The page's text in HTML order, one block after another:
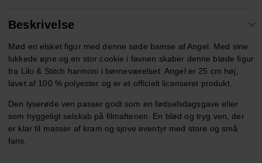
Beskrivelse
Mød en elsket figur med denne søde bamse af Angel. Med sine
lukkede øjne og en stor cookie i favnen skaber denne bløde figur
fra Lilo & Stitch harmoni i børneværelset. Angel er 25 cm høj,
lavet af 100 % polyester og er et officielt licenseret produkt.
Den lyserøde ven passer godt som en fødselsdagsgave eller
som hyggeligt selskab på filmaftenen. En blød og tryg ven, der
er klar til masser af kram og sjove eventyr med store og små
fans.